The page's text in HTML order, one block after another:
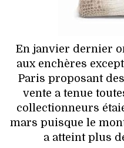
LIEUX
JEUNES
En janvier dernier
aux enchères
Paris proposant
vente a tenue
collectionneurs
mars puisque le
a atteint plus